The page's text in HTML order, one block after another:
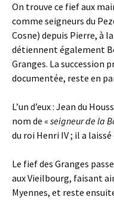
On trouve ce fief aux
comme seigneurs du
Cosne) depuis Pierre, à
détiennent également
Granges. La succession
documentée, reste en
L’un d’eux : Jean du
nom de « seigneur de la
du roi Henri IV ; il a
Le fief des Granges
aux Vieilbourg, faisant
Myennes, et reste